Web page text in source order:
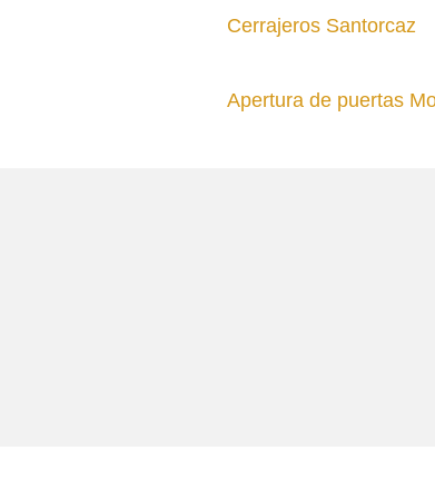
Cerrajeros Santorcaz
Apertura de puertas